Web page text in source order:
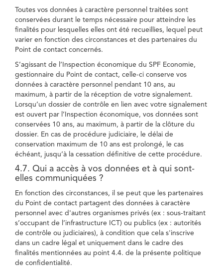
Toutes vos données à caractère personnel traitées sont
conservées durant le temps nécessaire pour atteindre les
finalités pour lesquelles elles ont été recueillies, lequel peut
varier en fonction des circonstances et des partenaires du
Point de contact concernés.
S’agissant de l’Inspection économique du SPF Economie,
gestionnaire du Point de contact, celle-ci conserve vos
données à caractère personnel pendant 10 ans, au
maximum, à partir de la réception de votre signalement.
Lorsqu’un dossier de contrôle en lien avec votre signalement
est ouvert par l’Inspection économique, vos données sont
conservées 10 ans, au maximum, à partir de la clôture du
dossier. En cas de procédure judiciaire, le délai de
conservation maximum de 10 ans est prolongé, le cas
échéant, jusqu’à la cessation définitive de cette procédure.
4.7. Qui a accès à vos données et à qui sont-
elles communiquées ?
En fonction des circonstances, il se peut que les partenaires
du Point de contact partagent des données à caractère
personnel avec d'autres organismes privés (ex : sous-traitant
s’occupant de l’infrastructure ICT) ou publics (ex : autorités
de contrôle ou judiciaires), à condition que cela s'inscrive
dans un cadre légal et uniquement dans le cadre des
finalités mentionnées au point 4.4. de la présente politique
de confidentialité.